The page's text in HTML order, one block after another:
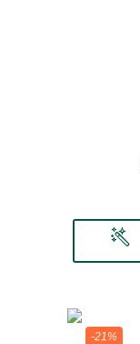
-21%